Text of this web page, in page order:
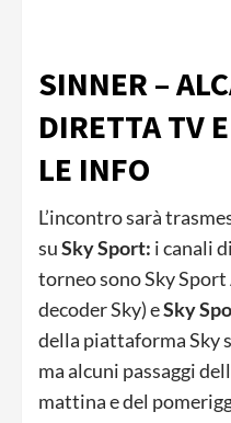
SINNER –
DIRETTA TV
LE INFO
L’incontro sarà
suSky Sport: i canali
torneo sono Sky
decoder Sky) eSky
della piattaforma Sky
ma alcuni passaggi
mattina e del